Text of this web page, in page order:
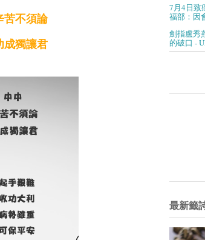
苦不須論
成獨讓君
7月4日致
福部：因
劍指盧秀
的破口 -
最新籤